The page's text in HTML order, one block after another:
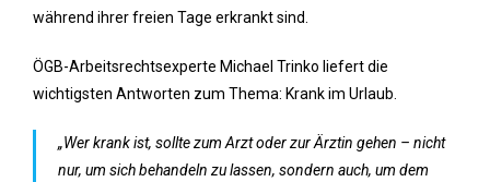
während ihrer freien Tage erkrankt sind.
ÖGB-Arbeitsrechtsexperte Michael Trinko liefert die
wichtigsten Antworten zum Thema: Krank im Urlaub.
„Wer krank ist, sollte zum Arzt oder zur Ärztin gehen – nicht
nur, um sich behandeln zu lassen, sondern auch, um dem